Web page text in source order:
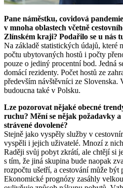
Pane náměstku, covidová
v mnoha oblastech včetně
Zlínském kraji? Podařilo se u nás
Na základě statistických údajů, které
počtu ubytovaných hostů i počty
pouze o jediný procentní bod. Jedná
domácí rezidenty. Počet hostů ze
především návštěvníci ze Slovenska.
budoucna také v Polsku.
Lze pozorovat nějaké obecné
ruchu? Mění se nějak požadavky
strávené dovolené?
Stejně jako vyspěly služby v
vyspěli i jejich uživatelé. Mnozí z
Raději svůj pobyt zkrátí, ale chtějí si
s tím, že jiná skupina bude naopak
rozpočtu ušetří, a cestování může být
Ekonomické prognózy zasáhly